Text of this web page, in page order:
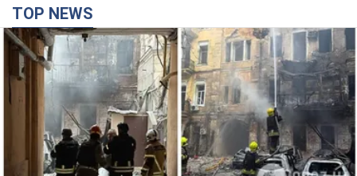
Армія Росії здійснила масовану атаку на Одесу:
горіла історична частина міста, є постраждалі.
Фото та відео
Для терору ворог застосував ракети та дрони
39 минут назад 37,9 т.
Нардепи взяли гроші з бюджету на оренду
елітних квартир у Києві: хто з парламентарів